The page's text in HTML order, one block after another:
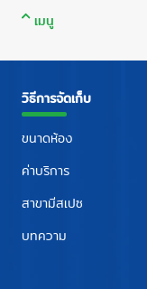
เมนู
วิธีการจัดเก็บ
ขนาดห้อง
ค่าบริการ
สาขามีสเปซ
บทความ